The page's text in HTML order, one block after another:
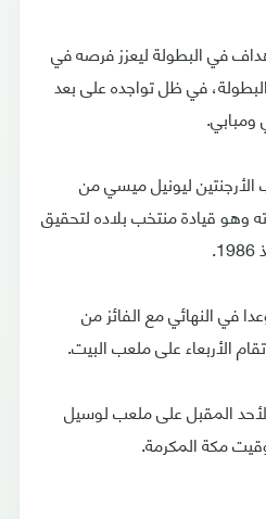
ألفاريز رصيده إلى 4 أهداف في البطولة ليعزز فرصه في
في ظل تواجده على بعد
الأرجنتين ليونيل ميسي من
قيادة منتخب بلاده لتحقيق
في النهائي مع الفائز من
الأربعاء على ملعب البيت.
الأحد المقبل على ملعب لوسيل
مكة المكرمة.